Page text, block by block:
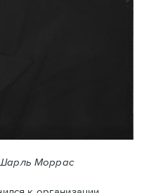
Моррас